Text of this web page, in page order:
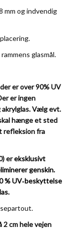
mm og indvendig
glasmål.
er over 90% UV
er ingen
Vælg evt.
hænge et sted
refleksion fra
ereksklusivt
genskin.
% UV‑beskyttelse
2 cm hele vejen